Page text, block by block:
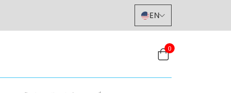
EN
0